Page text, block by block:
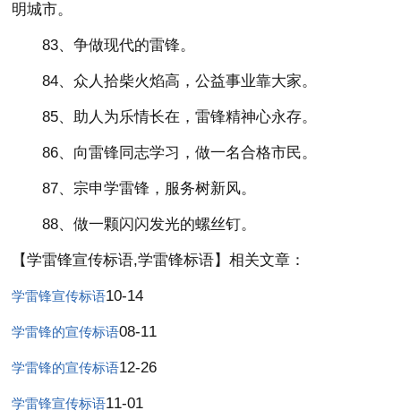
明城市。
83、争做现代的雷锋。
84、众人拾柴火焰高，公益事业靠大家。
85、助人为乐情长在，雷锋精神心永存。
86、向雷锋同志学习，做一名合格市民。
87、宗申学雷锋，服务树新风。
88、做一颗闪闪发光的螺丝钉。
【学雷锋宣传标语,学雷锋标语】相关文章：
学雷锋宣传标语10-14
学雷锋的宣传标语08-11
学雷锋的宣传标语12-26
学雷锋宣传标语11-01